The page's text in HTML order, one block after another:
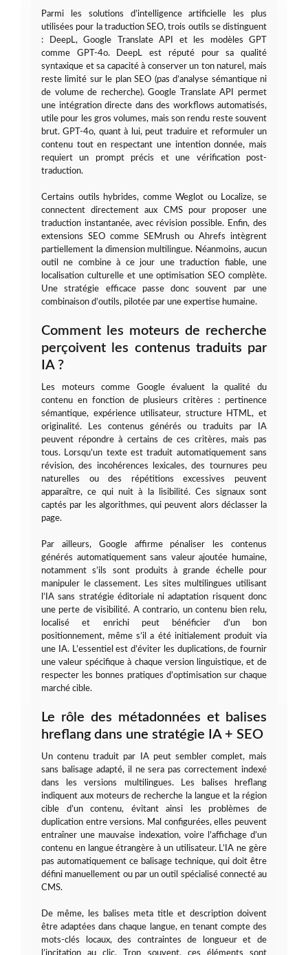
Parmi les solutions d’intelligence artificielle les plus
utilisées pour la traduction SEO, trois outils se distinguent
: DeepL, Google Translate API et les modèles GPT
comme GPT-4o. DeepL est réputé pour sa qualité
syntaxique et sa capacité à conserver un ton naturel, mais
reste limité sur le plan SEO (pas d’analyse sémantique ni
de volume de recherche). Google Translate API permet
une intégration directe dans des workflows automatisés,
utile pour les gros volumes, mais son rendu reste souvent
brut. GPT-4o, quant à lui, peut traduire et reformuler un
contenu tout en respectant une intention donnée, mais
requiert un prompt précis et une vérification post-
traduction.
Certains outils hybrides, comme Weglot ou Localize, se
connectent directement aux CMS pour proposer une
traduction instantanée, avec révision possible. Enfin, des
extensions SEO comme SEMrush ou Ahrefs intègrent
partiellement la dimension multilingue. Néanmoins, aucun
outil ne combine à ce jour une traduction fiable, une
localisation culturelle et une optimisation SEO complète.
Une stratégie efficace passe donc souvent par une
combinaison d’outils, pilotée par une expertise humaine.
Comment les moteurs de recherche
perçoivent les contenus traduits par
IA ?
Les moteurs comme Google évaluent la qualité du
contenu en fonction de plusieurs critères : pertinence
sémantique, expérience utilisateur, structure HTML, et
originalité. Les contenus générés ou traduits par IA
peuvent répondre à certains de ces critères, mais pas
tous. Lorsqu’un texte est traduit automatiquement sans
révision, des incohérences lexicales, des tournures peu
naturelles ou des répétitions excessives peuvent
apparaître, ce qui nuit à la lisibilité. Ces signaux sont
captés par les algorithmes, qui peuvent alors déclasser la
page.
Par ailleurs, Google affirme pénaliser les contenus
générés automatiquement sans valeur ajoutée humaine,
notamment s’ils sont produits à grande échelle pour
manipuler le classement. Les sites multilingues utilisant
l’IA sans stratégie éditoriale ni adaptation risquent donc
une perte de visibilité. A contrario, un contenu bien relu,
localisé et enrichi peut bénéficier d’un bon
positionnement, même s’il a été initialement produit via
une IA. L’essentiel est d’éviter les duplications, de fournir
une valeur spécifique à chaque version linguistique, et de
respecter les bonnes pratiques d’optimisation sur chaque
marché cible.
Le rôle des métadonnées et balises
hreflang dans une stratégie IA + SEO
Un contenu traduit par IA peut sembler complet, mais
sans balisage adapté, il ne sera pas correctement indexé
dans les versions multilingues. Les balises hreflang
indiquent aux moteurs de recherche la langue et la région
cible d’un contenu, évitant ainsi les problèmes de
duplication entre versions. Mal configurées, elles peuvent
entraîner une mauvaise indexation, voire l’affichage d’un
contenu en langue étrangère à un utilisateur. L’IA ne gère
pas automatiquement ce balisage technique, qui doit être
défini manuellement ou par un outil spécialisé connecté au
CMS.
De même, les balises meta title et description doivent
être adaptées dans chaque langue, en tenant compte des
mots-clés locaux, des contraintes de longueur et de